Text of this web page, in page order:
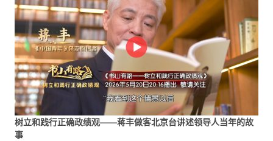
树立和践行正确政绩观——蒋丰做客北京台讲述领导人当年的故
事